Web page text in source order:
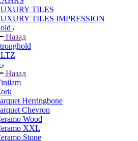
TILES
TILES IMPRESSION
Назад
Назад
Herringbone
Chevron
Wood
XXL
Stone